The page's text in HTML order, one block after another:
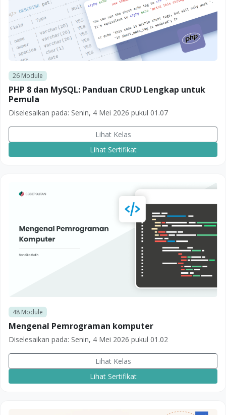
26Module
PHP 8 dan MySQL: Panduan CRUD Lengkap untuk
Pemula
Diselesaikan pada: Senin, 4 Mei 2026 pukul 01.07
Lihat Kelas
Lihat Sertifikat
48Module
Mengenal Pemrograman komputer
Diselesaikan pada: Senin, 4 Mei 2026 pukul 01.02
Lihat Kelas
Lihat Sertifikat